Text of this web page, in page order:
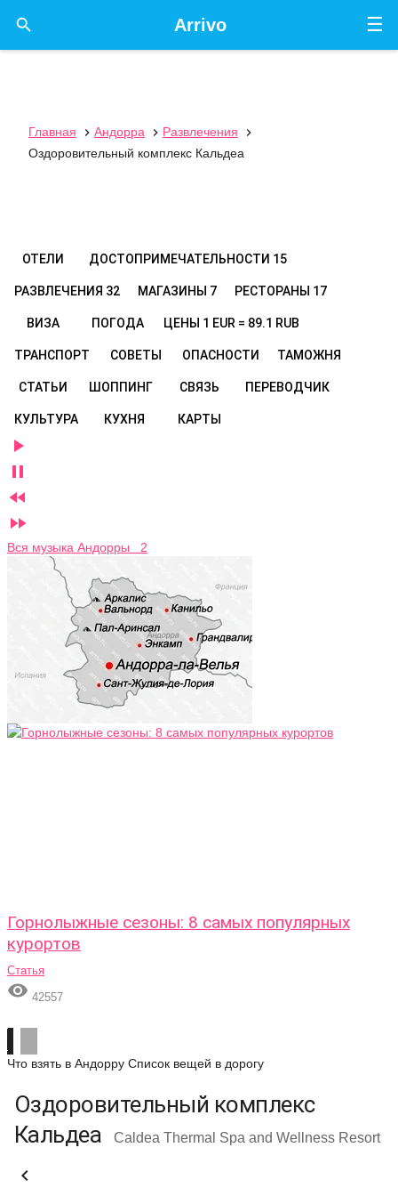
☰
Arrivo

Главная  Андорра  Развлечения

Оздоровительный комплекс Кальдеа
ОТЕЛИ ДОСТОПРИМЕЧАТЕЛЬНОСТИ 15
РАЗВЛЕЧЕНИЯ 32 МАГАЗИНЫ 7 РЕСТОРАНЫ 17
ВИЗА ПОГОДА ЦЕНЫ 1 EUR = 89.1 RUB
ТРАНСПОРТ СОВЕТЫ ОПАСНОСТИ ТАМОЖНЯ
СТАТЬИ ШОППИНГ СВЯЗЬ ПЕРЕВОДЧИК
КУЛЬТУРА КУХНЯ КАРТЫ




Вся музыка Андорры 2
Горнолыжные сезоны: 8 самых популярных
курортов
Статья
 42557
Что взять в Андорру Список вещей в дорогу
Оздоровительный комплекс
Кальдеа
Caldea Thermal Spa and Wellness Resort
